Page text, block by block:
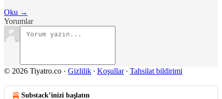
Oku →
Yorumlar
© 2026 Tiyatro.co · Gizlilik ∙ Koşullar∙ Tahsilat bildirimi
Substack’inizi başlatın